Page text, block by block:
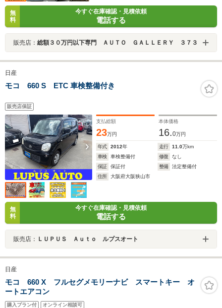
無
料
今すぐ在庫確認・見積依頼
電話する
販売店： 総額３０万円以下専門 ＡＵＴＯ ＧＡＬＬＥＲＹ ３７３
日産
モコ 660 S ETC 車検整備付き
販売店保証
支払総額
23万円
本体価格
16.0万円
年式 2012年 走行 11.0万km
車検
車検整備付 修復
なし
保証
保証付 整備
法定整備付
住所
大阪府大阪狭山市
無
料
今すぐ在庫確認・見積依頼
電話する
販売店： ＬＵＰＵＳ Ａｕｔｏ ルプスオート
日産
モコ 660 X フルセグメモリーナビ スマートキー オ
ートエアコン
購入プラン付 オンライン相談可